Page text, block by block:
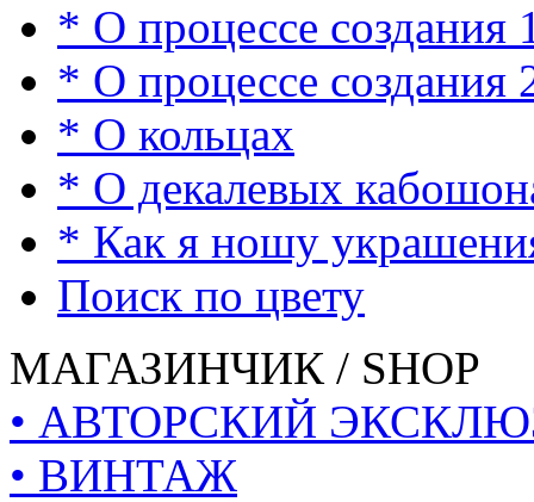
* О процессе создания
* О процессе создания
* О кольцах
* О декалевых
* Как я ношу
Поиск по цвету
МАГАЗИНЧИК / SHOP
• АВТОРСКИЙ
• ВИНТАЖ